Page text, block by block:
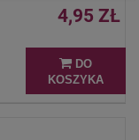
4,95 ZŁ
DO
KOSZYKA